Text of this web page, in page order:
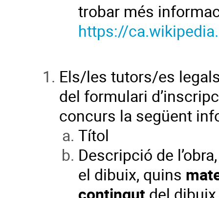
trobar més
https://
Els/les tutors/es
del formulari
concurs la següent
Títol
Descripció de
el dibuix, quins